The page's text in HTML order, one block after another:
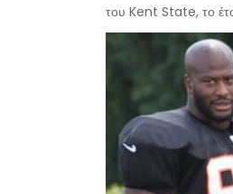
του Kent State, το